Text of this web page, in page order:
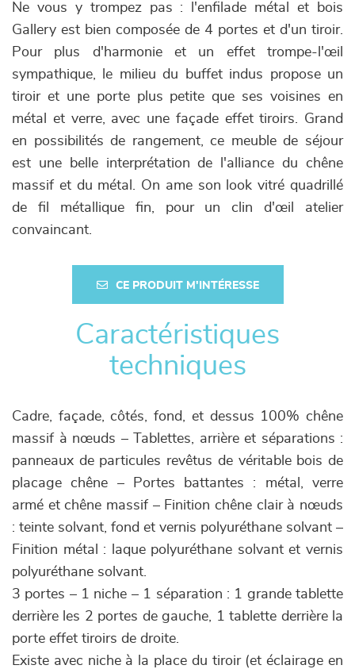
Ne vous y trompez pas : l'enfilade métal et bois
Gallery est bien composée de 4 portes et d'un tiroir.
Pour plus d'harmonie et un effet trompe-l'œil
sympathique, le milieu du buffet indus propose un
tiroir et une porte plus petite que ses voisines en
métal et verre, avec une façade effet tiroirs. Grand
en possibilités de rangement, ce meuble de séjour
est une belle interprétation de l'alliance du chêne
massif et du métal. On ame son look vitré quadrillé
de fil métallique fin, pour un clin d'œil atelier
convaincant.
CE PRODUIT M'INTÉRESSE
Caractéristiques
techniques
Cadre, façade, côtés, fond, et dessus 100% chêne
massif à nœuds – Tablettes, arrière et séparations :
panneaux de particules revêtus de véritable bois de
placage chêne – Portes battantes : métal, verre
armé et chêne massif – Finition chêne clair à nœuds
: teinte solvant, fond et vernis polyuréthane solvant –
Finition métal : laque polyuréthane solvant et vernis
polyuréthane solvant.
3 portes – 1 niche – 1 séparation : 1 grande tablette
derrière les 2 portes de gauche, 1 tablette derrière la
porte effet tiroirs de droite.
Existe avec niche à la place du tiroir (et éclairage en